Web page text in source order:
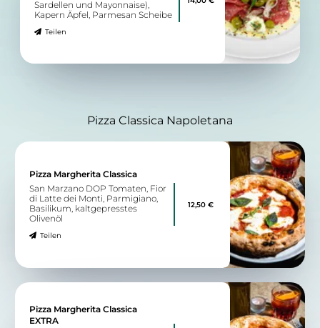
Sardellen und Mayonnaise),
Kapern Äpfel, Parmesan Scheibe
Teilen
Pizza Classica Napoletana
Pizza Margherita Classica
San Marzano DOP Tomaten, Fior
di Latte dei Monti, Parmigiano,
Basilikum, kaltgepresstes
Olivenöl
Teilen
12,50 €
Pizza Margherita Classica
EXTRA